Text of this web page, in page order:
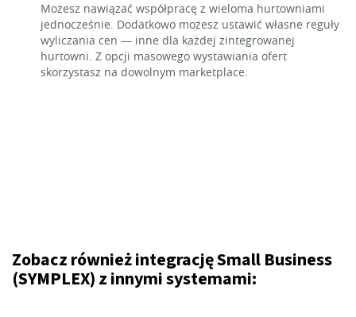
Możesz nawiązać współpracę z wieloma hurtowniami
jednocześnie. Dodatkowo możesz ustawić własne reguły
wyliczania cen — inne dla każdej zintegrowanej
hurtowni. Z opcji masowego wystawiania ofert
skorzystasz na dowolnym marketplace.
Zobacz również integrację Small Business
(SYMPLEX) z innymi systemami: